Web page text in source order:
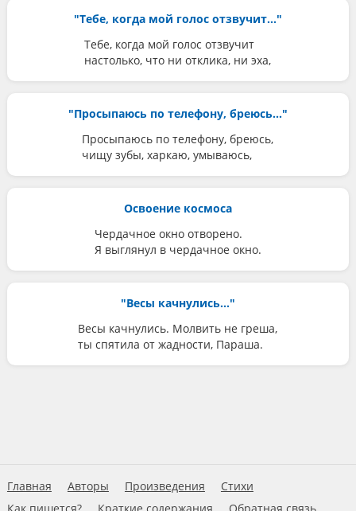
"Тебе, когда мой голос отзвучит..."
Тебе, когда мой голос отзвучит
настолько, что ни отклика, ни эха,
"Просыпаюсь по телефону, бреюсь..."
Просыпаюсь по телефону, бреюсь,
чищу зубы, харкаю, умываюсь,
Освоение космоса
Чердачное окно отворено.
Я выглянул в чердачное окно.
"Весы качнулись..."
Весы качнулись. Молвить не греша,
ты спятила от жадности, Параша.
Главная Авторы Произведения
Стихи